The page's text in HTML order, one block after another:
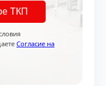
ТКП
Согласие на